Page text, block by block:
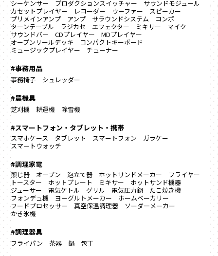
シーケンサー
プロダクションスイッチャー
サウンドモジュール
カセットプレイヤー
レコーダー ウーファー
スピーカー
プリメインアンプ
アンプ サラウンドシステム
コンポ
ターンテーブル
ラジカセ エフェクター ミキサー
マイク
サウンドバー
CDプレイヤー
MDプレイヤー
オープンリールデッキ
コンパクトキーボード
ミュージックプレイヤー
チューナー
#事務用品
事務椅子 シュレッダー
#農機具
芝刈機 耕運機 除雪機
#スマートフォン・タブレット・携帯
スマホケース タブレット スマートフォン
ガラケー
スマートウォッチ
#調理家電
煎じ器 オーブン 泡立て器 ホットサンドメーカー
フライヤー
トースター
ホットプレート ミキサー
ホットサンド機器
ジューサー
電気ケトル グリル 電気圧力鍋
たこ焼き機
フォンデュ機
ヨーグルトメーカー
ホームベーカリー
フードプロセッサー
真空保温調理器
ソーダ―メーカー
かき氷機
#調理器具
フライパン 茶器 鍋 包丁